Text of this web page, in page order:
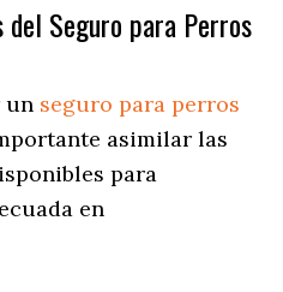
Seguro para Perros
un seguro para perros
asimilar las
para
en